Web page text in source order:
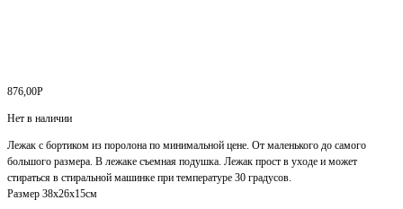
876,00Р
Нет в наличии
Лежак с бортиком из поролона по минимальной цене. От маленького до самого
большого размера. В лежаке съемная подушка. Лежак прост в уходе и может
стираться в стиральной машинке при температуре 30 градусов.
Размер 38х26х15см